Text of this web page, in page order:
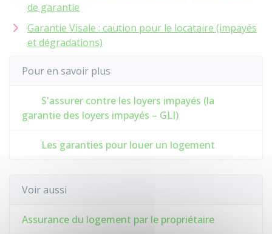
de garantie
Garantie Visale : caution pour le locataire (impayés
et dégradations)
Pour en savoir plus
S'assurer contre les loyers impayés (la
garantie des loyers impayés – GLI)
Les garanties pour louer un logement
Voir aussi
Assurance du logement par le propriétaire